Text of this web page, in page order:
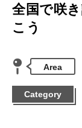
全国で咲
こう
Area
Category